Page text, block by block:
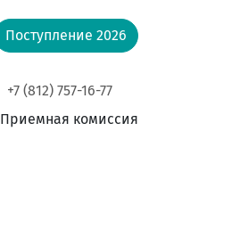
Поступление 2026
+7 (812) 757-16-77
Приемная комиссия